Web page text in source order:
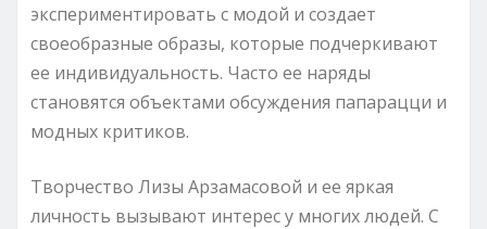
экспериментировать с модой и создает
своеобразные образы, которые подчеркивают
ее индивидуальность. Часто ее наряды
становятся объектами обсуждения папарацци и
модных критиков.
Творчество Лизы Арзамасовой и ее яркая
личность вызывают интерес у многих людей. С